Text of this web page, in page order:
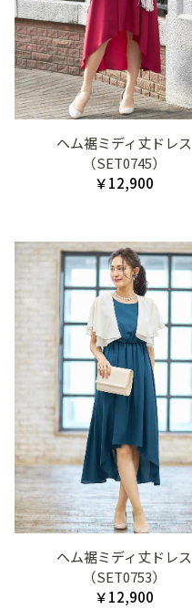
ヘム裾ミディ丈ドレス
（SET0745）
￥12,900
ヘム裾ミディ丈ドレス
（SET0753）
￥12,900